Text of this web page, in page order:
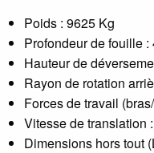
Poids : 9625 Kg
Profondeur de fouille :
Hauteur de
Rayon de rotation
Forces de travail
Vitesse de translation
Dimensions hors tout